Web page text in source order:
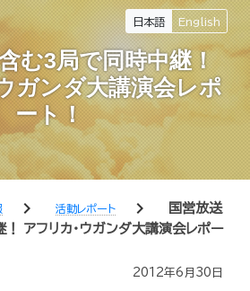
日本語 English
む3局で同時中継！
ガンダ大講演会レポ
ート！
chevron_right 活動レポート chevron_right
国営放送
アフリカ・ウガンダ大講演会レポー
2012年6月30日